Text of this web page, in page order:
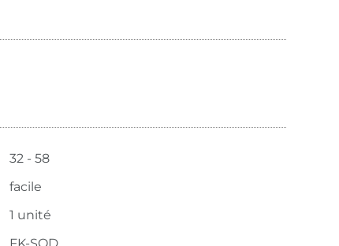
32 - 58
facile
1 unité